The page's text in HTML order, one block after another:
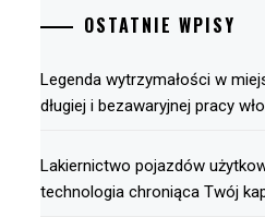
OSTATNIE WPISY
Legenda wytrzymałości w
długiej i bezawaryjnej pracy
Lakiernictwo pojazdów
technologia chroniąca Twój